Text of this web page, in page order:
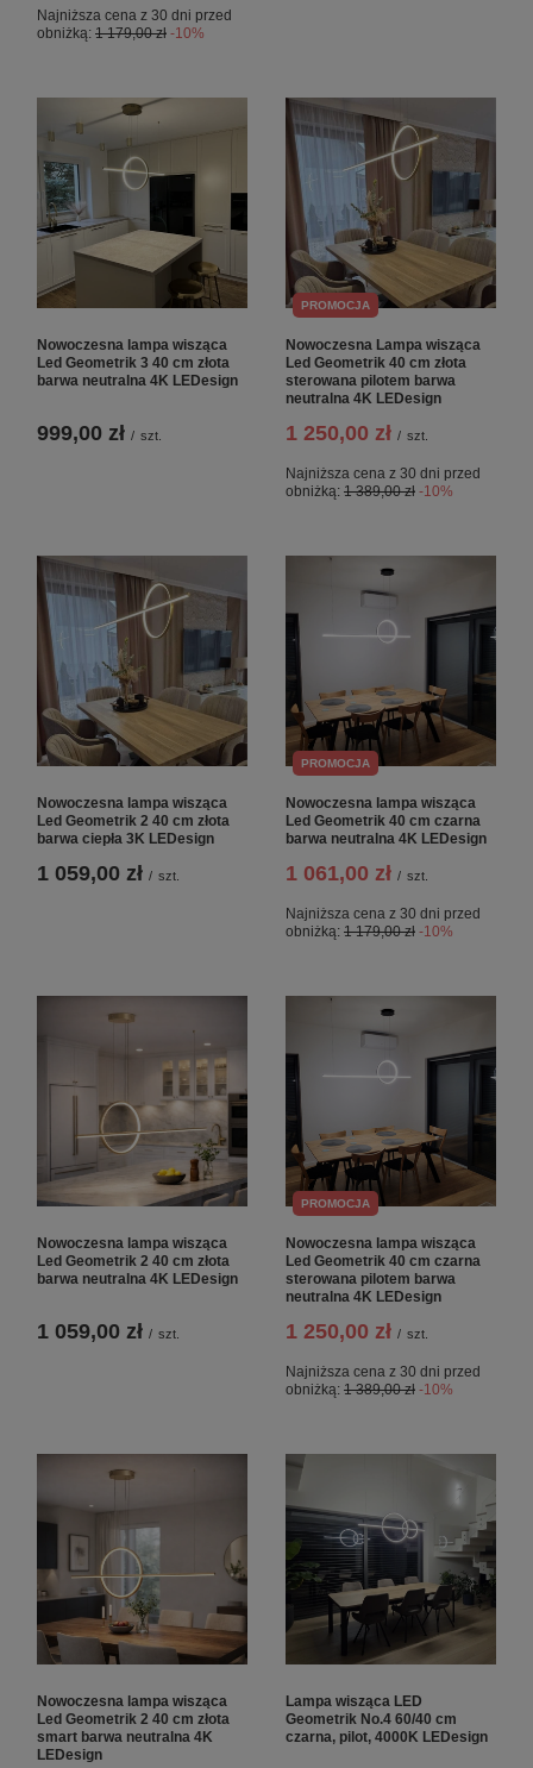
Najniższa cena z 30 dni przed
obniżką: 1 179,00 zł -10%
Nowoczesna lampa wisząca
Led Geometrik 3 40 cm złota
barwa neutralna 4K LEDesign
999,00 zł / szt.
PROMOCJA
Nowoczesna Lampa wisząca
Led Geometrik 40 cm złota
sterowana pilotem barwa
neutralna 4K LEDesign
1 250,00 zł / szt.
Najniższa cena z 30 dni przed
obniżką: 1 389,00 zł -10%
Nowoczesna lampa wisząca
Led Geometrik 2 40 cm złota
barwa ciepła 3K LEDesign
1 059,00 zł / szt.
PROMOCJA
Nowoczesna lampa wisząca
Led Geometrik 40 cm czarna
barwa neutralna 4K LEDesign
1 061,00 zł / szt.
Najniższa cena z 30 dni przed
obniżką: 1 179,00 zł -10%
Nowoczesna lampa wisząca
Led Geometrik 2 40 cm złota
barwa neutralna 4K LEDesign
1 059,00 zł / szt.
PROMOCJA
Nowoczesna lampa wisząca
Led Geometrik 40 cm czarna
sterowana pilotem barwa
neutralna 4K LEDesign
1 250,00 zł / szt.
Najniższa cena z 30 dni przed
obniżką: 1 389,00 zł -10%
Nowoczesna lampa wisząca
Led Geometrik 2 40 cm złota
smart barwa neutralna 4K
LEDesign
Lampa wisząca LED
Geometrik No.4 60/40 cm
czarna, pilot, 4000K LEDesign